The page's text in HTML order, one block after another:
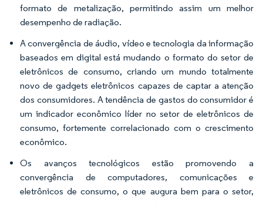
formato de metalização, permitindo assim um melhor
desempenho de radiação.
A convergência de áudio, vídeo e tecnologia da informação
baseados em digital está mudando o formato do setor de
eletrônicos de consumo, criando um mundo totalmente
novo de gadgets eletrônicos capazes de captar a atenção
dos consumidores. A tendência de gastos do consumidor é
um indicador econômico líder no setor de eletrônicos de
consumo, fortemente correlacionado com o crescimento
econômico.
Os avanços tecnológicos estão promovendo a
convergência de computadores, comunicações e
eletrônicos de consumo, o que augura bem para o setor,